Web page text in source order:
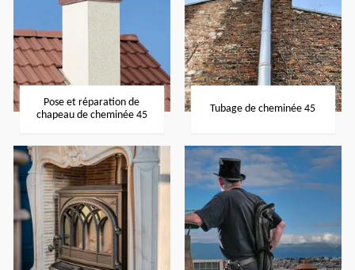
Pose et réparation de
chapeau de cheminée 45
Tubage de cheminée 45